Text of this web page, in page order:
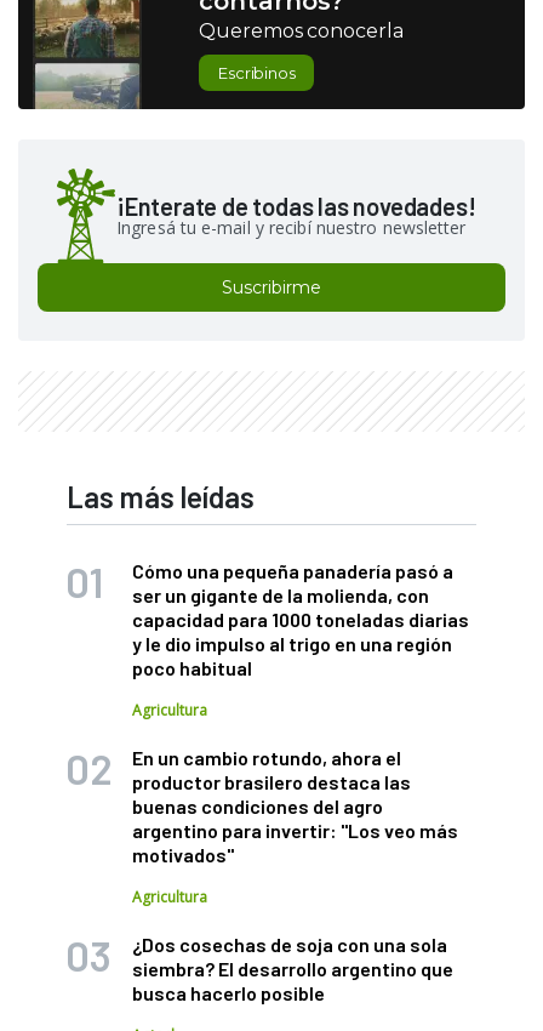
Queremos conocerla
Escribinos
¡Enterate de todas las novedades!
Ingresá tu e-mail y recibí nuestro newsletter
Suscribirme
Las más leídas
Cómo una pequeña panadería pasó a
ser un gigante de la molienda, con
capacidad para 1000 toneladas diarias
y le dio impulso al trigo en una región
poco habitual
Agricultura
En un cambio rotundo, ahora el
productor brasilero destaca las
buenas condiciones del agro
argentino para invertir: "Los veo más
motivados"
Agricultura
¿Dos cosechas de soja con una sola
siembra? El desarrollo argentino que
busca hacerlo posible